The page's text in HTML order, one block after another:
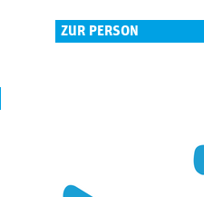
ZUR PERSON